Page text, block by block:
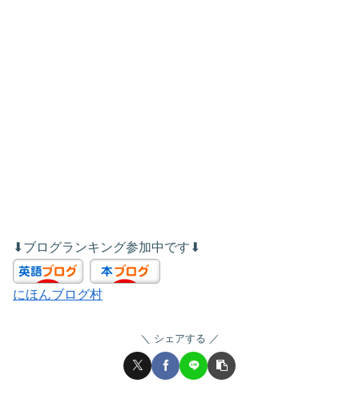
⬇︎ブログランキング参加中です⬇︎
にほんブログ村
シェアする